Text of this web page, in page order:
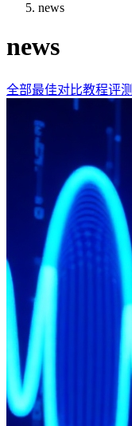
news
news
全部最佳对比教程评测